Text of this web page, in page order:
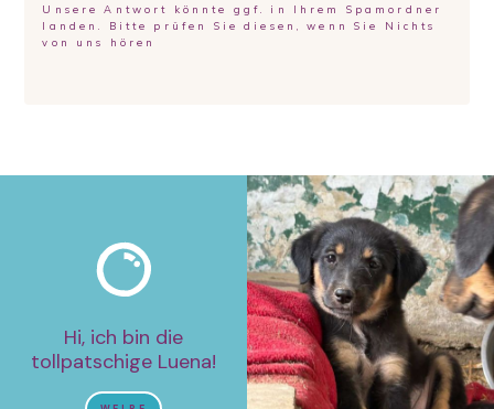
Unsere Antwort könnte ggf. in Ihrem Spamordner
landen. Bitte prüfen Sie diesen, wenn Sie Nichts
von uns hören
Hi, ich bin die
tollpatschige Luena!